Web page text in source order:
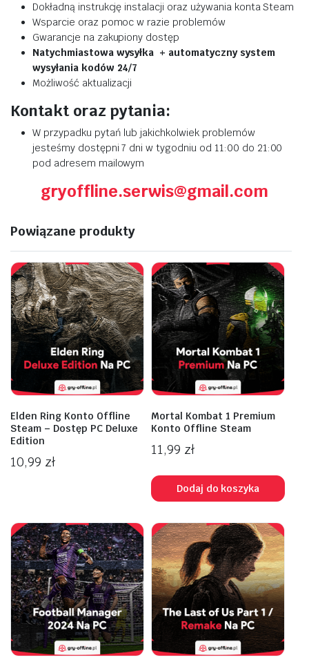
Dokładną instrukcję instalacji oraz używania konta Steam
Wsparcie oraz pomoc w razie problemów
Gwarancje na zakupiony dostęp
Natychmiastowa wysyłka + automatyczny system
wysyłania kodów 24/7
Możliwość aktualizacji
Kontakt oraz pytania:
W przypadku pytań lub jakichkolwiek problemów
jesteśmy dostępni 7 dni w tygodniu od 11:00 do 21:00
pod adresem mailowym
gryoffline.serwis@gmail.com
Powiązane produkty
Elden Ring Konto Offline
Steam – Dostęp PC Deluxe
Edition
10,99 zł
Mortal Kombat 1 Premium
Konto Offline Steam
11,99 zł
Dodaj do koszyka